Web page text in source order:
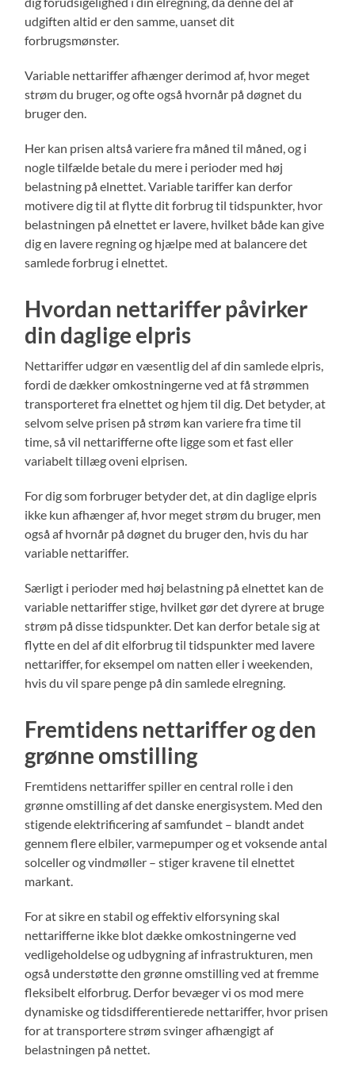
udgiften altid er den samme, uanset dit
forbrugsmønster.
Variable nettariffer afhænger derimod af, hvor meget
strøm du bruger, og ofte også hvornår på døgnet du
bruger den.
Her kan prisen altså variere fra måned til måned, og i
nogle tilfælde betale du mere i perioder med høj
belastning på elnettet. Variable tariffer kan derfor
motivere dig til at flytte dit forbrug til tidspunkter, hvor
belastningen på elnettet er lavere, hvilket både kan give
dig en lavere regning og hjælpe med at balancere det
samlede forbrug i elnettet.
Hvordan nettariffer påvirker
din daglige elpris
Nettariffer udgør en væsentlig del af din samlede elpris,
fordi de dækker omkostningerne ved at få strømmen
transporteret fra elnettet og hjem til dig. Det betyder, at
selvom selve prisen på strøm kan variere fra time til
time, så vil nettarifferne ofte ligge som et fast eller
variabelt tillæg oveni elprisen.
For dig som forbruger betyder det, at din daglige elpris
ikke kun afhænger af, hvor meget strøm du bruger, men
også af hvornår på døgnet du bruger den, hvis du har
variable nettariffer.
Særligt i perioder med høj belastning på elnettet kan de
variable nettariffer stige, hvilket gør det dyrere at bruge
strøm på disse tidspunkter. Det kan derfor betale sig at
flytte en del af dit elforbrug til tidspunkter med lavere
nettariffer, for eksempel om natten eller i weekenden,
hvis du vil spare penge på din samlede elregning.
Fremtidens nettariffer og den
grønne omstilling
Fremtidens nettariffer spiller en central rolle i den
grønne omstilling af det danske energisystem. Med den
stigende elektrificering af samfundet – blandt andet
gennem flere elbiler, varmepumper og et voksende antal
solceller og vindmøller – stiger kravene til elnettet
markant.
For at sikre en stabil og effektiv elforsyning skal
nettarifferne ikke blot dække omkostningerne ved
vedligeholdelse og udbygning af infrastrukturen, men
også understøtte den grønne omstilling ved at fremme
fleksibelt elforbrug. Derfor bevæger vi os mod mere
dynamiske og tidsdifferentierede nettariffer, hvor prisen
for at transportere strøm svinger afhængigt af
belastningen på nettet.